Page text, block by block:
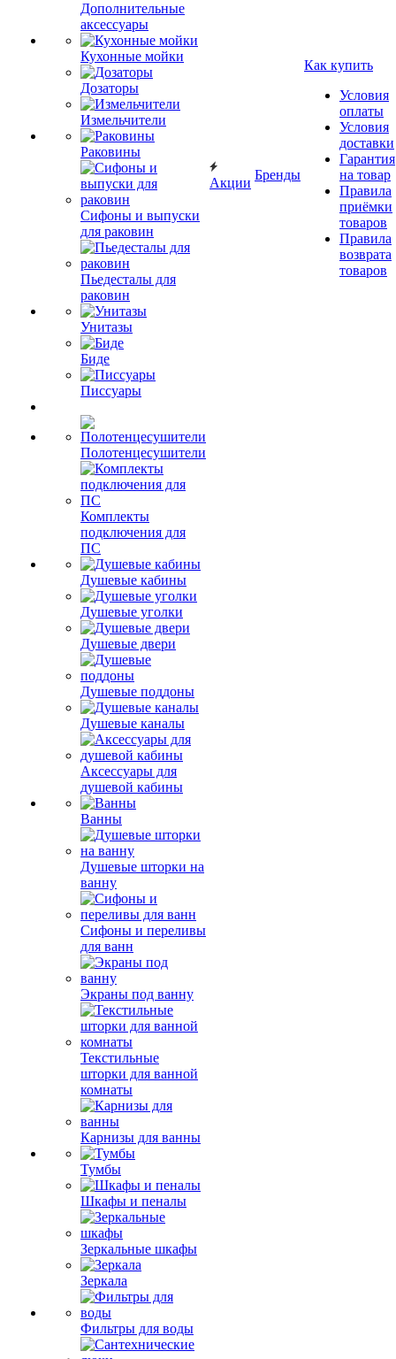
Дополнительные
аксессуары
Кухонные мойки
Дозаторы
Измельчители
Раковины
Сифоны и выпуски
для раковин
Пьедесталы для
раковин
Унитазы
Биде
Писсуары
Полотенцесушители
Комплекты
подключения для
ПС
Душевые кабины
Душевые уголки
Душевые двери
Душевые поддоны
Душевые каналы
Аксессуары для
душевой кабины
Ванны
Душевые шторки на
ванну
Сифоны и переливы
для ванн
Экраны под ванну
Текстильные
шторки для ванной
комнаты
Карнизы для ванны
Тумбы
Шкафы и пеналы
Зеркальные шкафы
Зеркала
Фильтры для воды
Акции
Бренды
Как купить
Условия
оплаты
Условия
доставки
Гарантия
на товар
Правила
приёмки
товаров
Правила
возврата
товаров